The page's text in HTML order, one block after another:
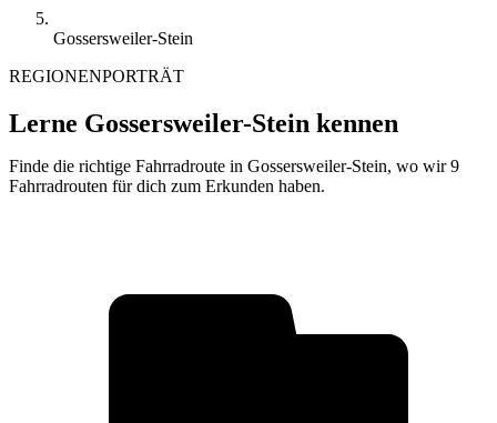
Gossersweiler-Stein
REGIONENPORTRÄT
Lerne Gossersweiler-Stein kennen
Finde die richtige Fahrradroute in Gossersweiler-Stein, wo wir 9
Fahrradrouten für dich zum Erkunden haben.